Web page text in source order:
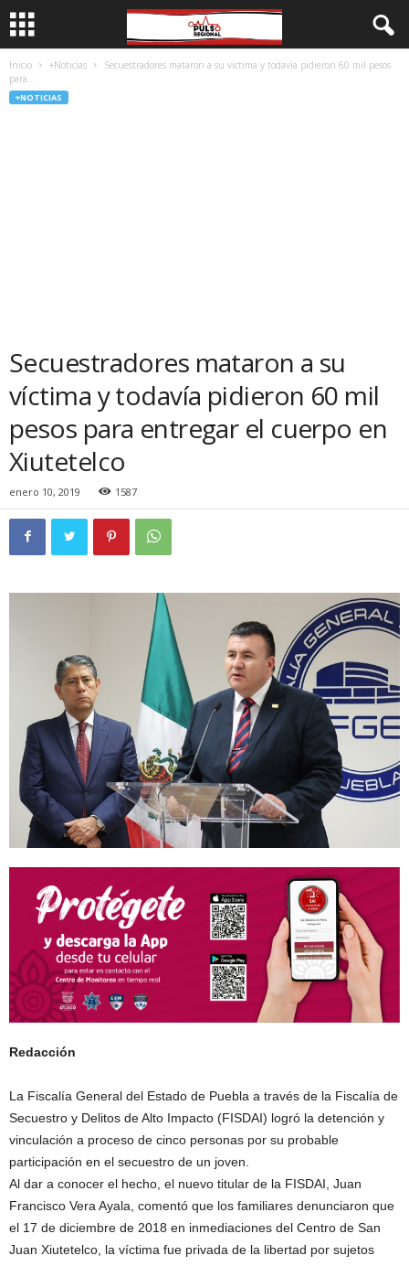
Inicio +Noticias
Secuestradores mataron a su víctima y todavía pidieron 60 mil pesos
para...
+NOTICIAS
Secuestradores mataron a su
víctima y todavía pidieron 60 mil
pesos para entregar el cuerpo en
Xiutetelco
enero 10, 2019 1587
Redacción
La Fiscalía General del Estado de Puebla a través de la Fiscalía de
Secuestro y Delitos de Alto Impacto (FISDAI) logró la detención y
vinculación a proceso de cinco personas por su probable
participación en el secuestro de un joven.
Al dar a conocer el hecho, el nuevo titular de la FISDAI, Juan
Francisco Vera Ayala, comentó que los familiares denunciaron que
el 17 de diciembre de 2018 en inmediaciones del Centro de San
Juan Xiutetelco, la víctima fue privada de la libertad por sujetos